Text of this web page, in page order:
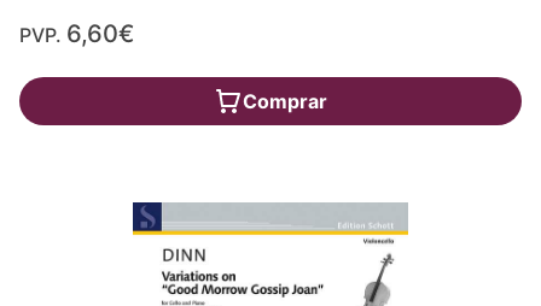
PVP. 6,60€
Comprar